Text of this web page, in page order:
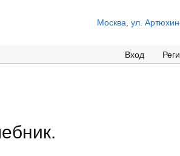
Москва, ул.
Вход